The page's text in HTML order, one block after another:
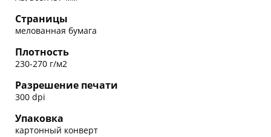
Страницы
мелованная бумага
Плотность
230-270 г/м2
Разрешение печати
300 dpi
Упаковка
картонный конверт